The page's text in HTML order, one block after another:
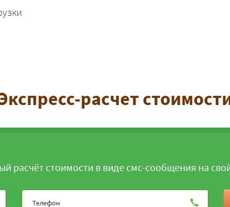
расчет
расчёт стоимости в виде смс-сообщения на